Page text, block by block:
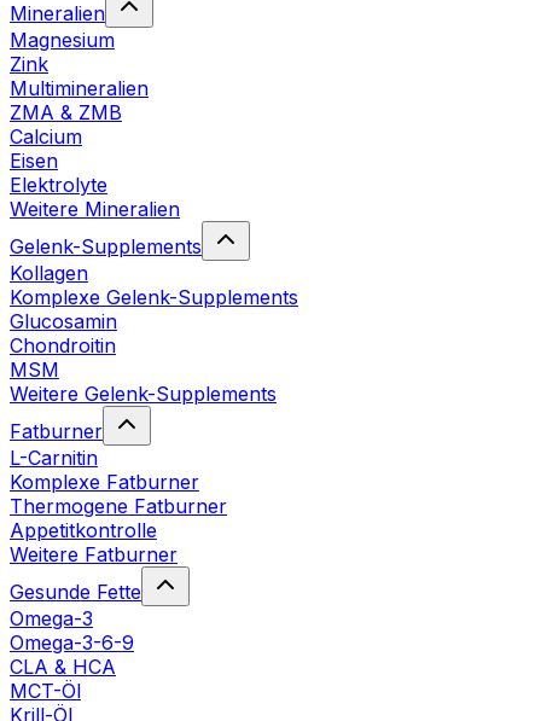
Mineralien
Magnesium
Zink
Multimineralien
ZMA & ZMB
Calcium
Eisen
Elektrolyte
Weitere Mineralien
Gelenk-Supplements
Kollagen
Komplexe Gelenk-Supplements
Glucosamin
Chondroitin
MSM
Weitere Gelenk-Supplements
Fatburner
L-Carnitin
Komplexe Fatburner
Thermogene Fatburner
Appetitkontrolle
Weitere Fatburner
Gesunde Fette
Omega-3
Omega-3-6-9
CLA & HCA
MCT-Öl
Krill-Öl